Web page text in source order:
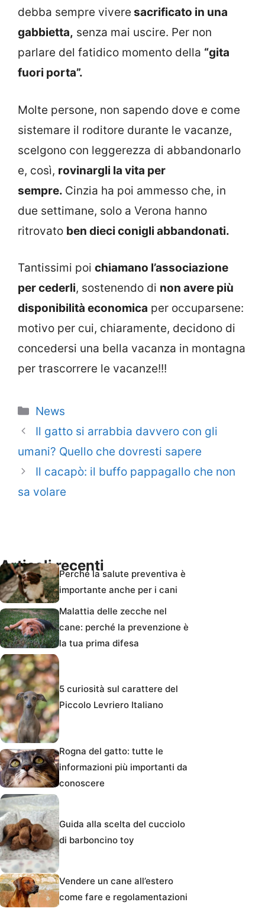
debba sempre vivere sacrificato in una
gabbietta, senza mai uscire. Per non
parlare del fatidico momento della “gita
fuori porta”.
Molte persone, non sapendo dove e come
sistemare il roditore durante le vacanze,
scelgono con leggerezza di abbandonarlo
e, così, rovinargli la vita per
sempre. Cinzia ha poi ammesso che, in
due settimane, solo a Verona hanno
ritrovato ben dieci conigli abbandonati.
Tantissimi poi chiamano l’associazione
per cederli, sostenendo di non avere più
disponibilità economica per occuparsene:
motivo per cui, chiaramente, decidono di
concedersi una bella vacanza in montagna
per trascorrere le vacanze!!!
Categorie
News
Il gatto si arrabbia davvero con gli
umani? Quello che dovresti sapere
Il cacapò: il buffo pappagallo che non
sa volare
Articoli recentiPerché la salute preventiva è
importante anche per i cani
Malattia delle zecche nel
cane: perché la prevenzione è
la tua prima difesa
5 curiosità sul carattere del
Piccolo Levriero Italiano
Rogna del gatto: tutte le
informazioni più importanti da
conoscere
Guida alla scelta del cucciolo
di barboncino toy
Vendere un cane all’estero
come fare e regolamentazioni